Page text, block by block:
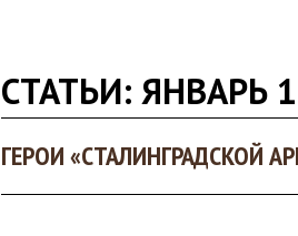
ы
з
СТАТЬИ: ЯНВАРЬ
ГЕРОИ «СТАЛИНГРАДСКОЙ